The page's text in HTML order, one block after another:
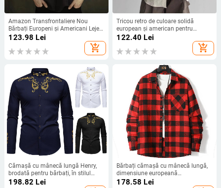
Amazon Transfrontaliere Nou
Bărbați Europeni și Americani Lejer
Culoare Solidă Cordon Cămașă cu
mânecă lungă din bumbac și in cu
guler înalt Cămașă bărbați
123.98 Lei
add_shopping_cart
Tricou retro de culoare solidă
european și american pentru
bărbați, de înaltă calitate, Sense
protecție solară, îmbrăcăminte cu
122.40 Lei
add_shopping_cart
Cămașă cu mânecă lungă Henry,
brodată pentru bărbați, în stilul
curții europene, pentru primăvara și
198.82 Lei
Bărbați cămașă cu mânecă lungă,
dimensiune europeană
transfrontalieră, bumbac, toamnă și
178.58 Lei